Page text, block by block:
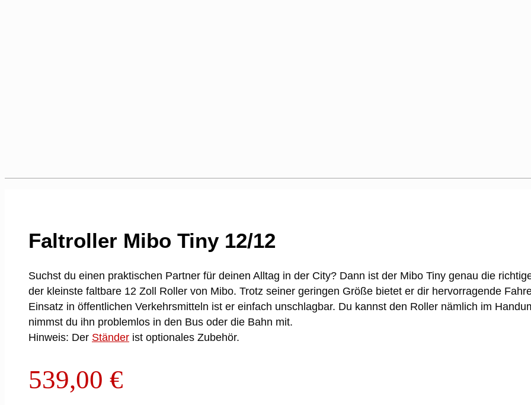
Faltroller Mibo Tiny 12/12
Suchst du einen praktischen Partner für deinen Alltag in der City? Dann ist der Mibo Tiny genau die
der kleinste faltbare 12 Zoll Roller von Mibo. Trotz seiner geringen Größe bietet er dir hervorragende
Einsatz in öffentlichen Verkehrsmitteln ist er einfach unschlagbar. Du kannst den Roller nämlich im
nimmst du ihn problemlos in den Bus oder die Bahn mit.
Hinweis: Der Ständer ist optionales Zubehör.
539,00 €